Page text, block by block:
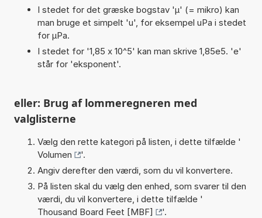
I stedet for det græske bogstav 'µ' (= mikro) kan
man bruge et simpelt 'u', for eksempel uPa i stedet
for µPa.
I stedet for '1,85 x 10^5' kan man skrive 1,85e5. 'e'
står for 'eksponent'.
eller: Brug af lommeregneren med
valglisterne
Vælg den rette kategori på listen, i dette tilfælde '
Volumen
'.
Angiv derefter den værdi, som du vil konvertere.
På listen skal du vælg den enhed, som svarer til den
værdi, du vil konvertere, i dette tilfælde '
Thousand Board Feet [MBF]
'.